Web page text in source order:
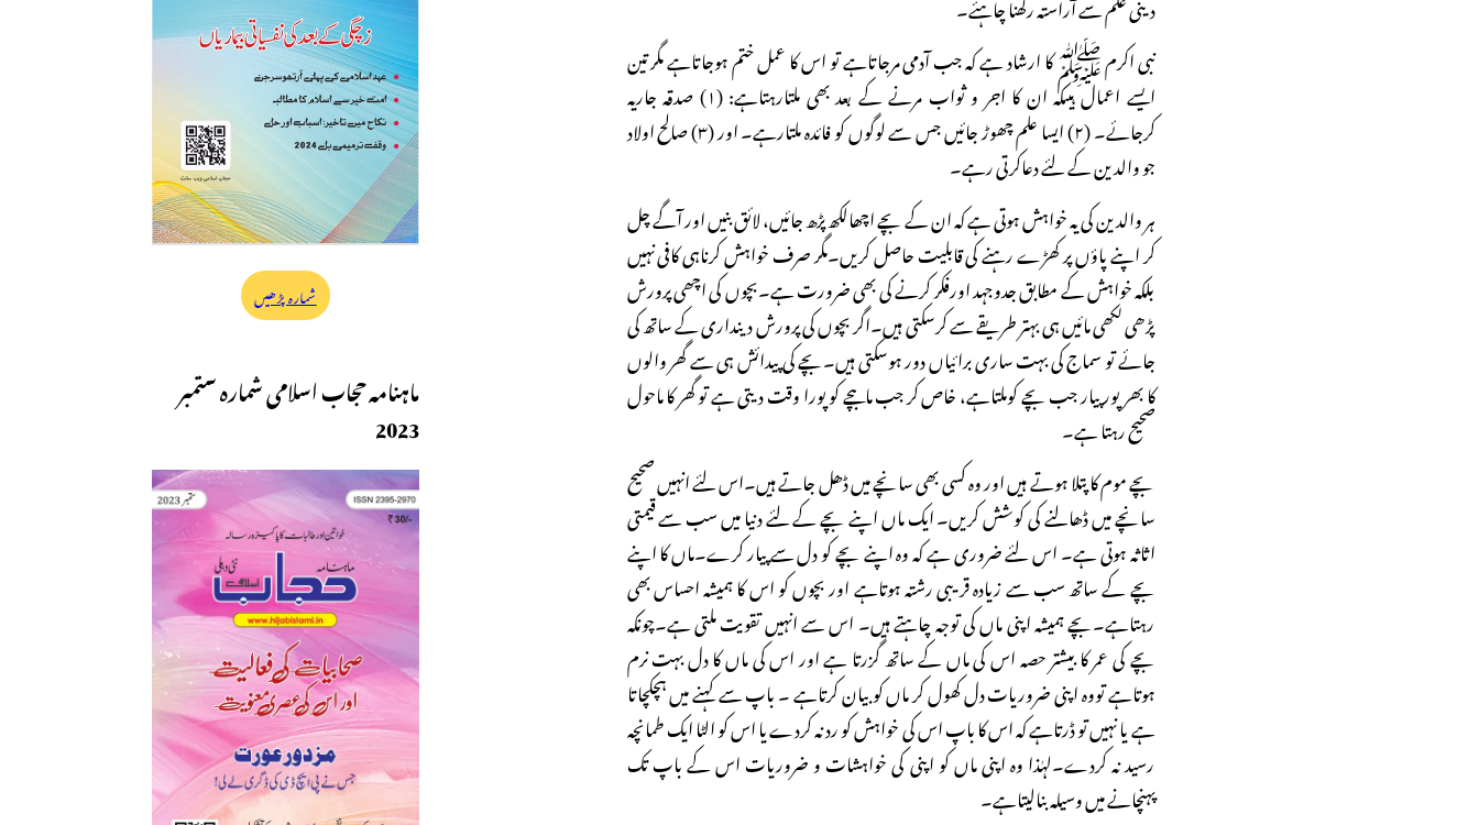
نبی اکرم ﷺ کا ارشاد ہے کہ جب آدمی مرجاتاہے تو اس کا عمل ختم ہوجاتاہے مگر تین
ایسے اعمال ہیںکہ ان کا اجر و ثواب مرنے کے بعد بھی ملتارہتاہے: (۱) صدقہ جاریہ
کرجائے۔ (۲) ایسا علم چھوڑ جائیں جس سے لوگوں کو فائدہ ملتارہے۔ اور (۳) صالح اولاد
جو والدین کے لئے دعاکرتی رہے۔
ہر والدین کی یہ خواہش ہوتی ہے کہ ان کے بچے اچھالکھ پڑھ جائیں، لائق بنیں اور آگے چل
کر اپنے پاؤں پر کھڑے رہنے کی قابلیت حاصل کریں۔مگر صرف خواہش کرناہی کافی نہیں
بلکہ خواہش کے مطابق جدوجہد اورفکر کرنے کی بھی ضرورت ہے۔بچوں کی اچھی پرورش
پڑھی لکھی مائیں ہی بہتر طریقے سے کرسکتی ہیں۔اگر بچوں کی پرورش دینداری کے ساتھ کی
جائے تو سماج کی بہت ساری برائیاں دور ہوسکتی ہیں۔بچے کی پیدائش ہی سے گھر والوں
کا بھر پور پیار جب بچے کوملتاہے، خاص کر جب ماںبچے کو پورا وقت دیتی ہے تو گھر کا ماحول
صحیح رہتا ہے۔
بچے موم کا پتلا ہوتے ہیں اور وہ کسی بھی سانچے میں ڈھل جاتے ہیں۔اس لئے انہیں صحیح
سانچے میں ڈھالنے کی کوشش کریں۔ ایک ماں اپنے بچے کے لئے دنیا میں سب سے قیمتی
اثاثہ ہوتی ہے۔ اس لئے ضروری ہے کہ وہ اپنے بچے کو دل سے پیار کرے۔ماں کا اپنے
بچے کے ساتھ سب سے زیادہ قریبی رشتہ ہوتاہے اور بچوں کو اس کا ہمیشہ احساس بھی
رہتاہے۔بچے ہمیشہ اپنی ماں کی توجہ چاہتے ہیں۔ اس سے انہیں تقویت ملتی ہے۔چونکہ
بچے کی عمر کا بیشتر حصہ اس کی ماں کے ساتھ گزرتا ہے اور اس کی ماں کا دل بہت نرم
ہوتاہے تووہ اپنی ضروریات دل کھول کر ماں کوبیان کرتاہے ۔ باپ سے کہنے میں ہچکچاتا
ہے یا نہیں تو ڈرتاہے کہ اس کا باپ اس کی خواہش کو رد نہ کردے یا اس کو الٹا ایک طمانچہ
رسید نہ کردے۔لہٰذا وہ اپنی ماں کو اپنی کی خواہشات و ضروریات اس کے باپ تک
پہنچانے میں وسیلہ بنالیتاہے۔
شمارہ پڑھیں
ماہنامہ حجاب اسلامی شمارہ ستمبر
2023